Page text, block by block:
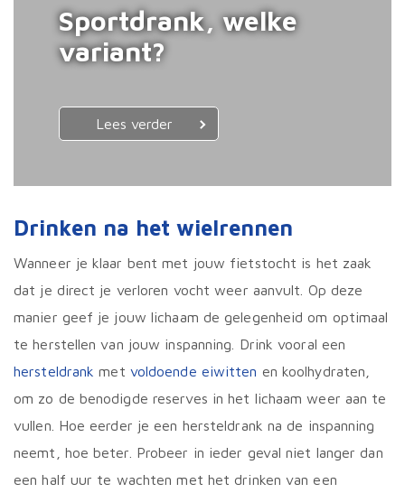
Sportdrank, welke
variant?
Lees verder
Drinken na het wielrennen
Wanneer je klaar bent met jouw fietstocht is het zaak
dat je direct je verloren vocht weer aanvult. Op deze
manier geef je jouw lichaam de gelegenheid om optimaal
te herstellen van jouw inspanning. Drink vooral een
hersteldrank met voldoende eiwitten en koolhydraten,
om zo de benodigde reserves in het lichaam weer aan te
vullen. Hoe eerder je een hersteldrank na de inspanning
neemt, hoe beter. Probeer in ieder geval niet langer dan
een half uur te wachten met het drinken van een